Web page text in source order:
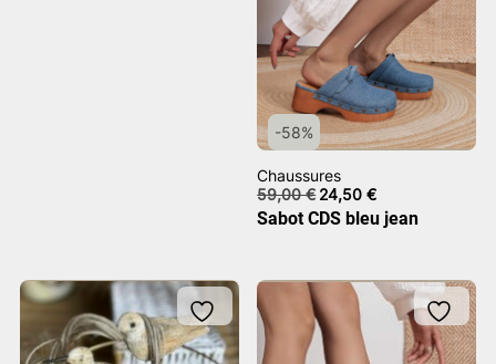
-58%
Chaussures
59,00€ Le
prix
initial
24,50€Le
prix
actuel
Sabot CDS bleu jean